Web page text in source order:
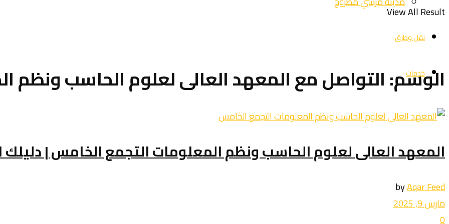
نقل وطرق
خدمات
View All Result
الوسم:التواصل مع المعهد العالى لعلوم الحاسب ونظم
المعهد العالى لعلوم الحاسب ونظم المعلومات التجمع الخامس |
byAqar Feed
مارس 9, 2025
0